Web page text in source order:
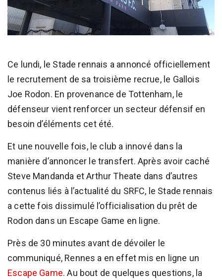
Ce lundi, le Stade rennais a annoncé officiellement
le recrutement de sa troisième recrue, le Gallois
Joe Rodon. En provenance de Tottenham, le
défenseur vient renforcer un secteur défensif en
besoin d’éléments cet été.
Et une nouvelle fois, le club a innové dans la
manière d’annoncer le transfert. Après avoir caché
Steve Mandanda et Arthur Theate dans d’autres
contenus liés à l’actualité du SRFC, le Stade rennais
a cette fois dissimulé l’officialisation du prêt de
Rodon dans un Escape Game en ligne.
Près de 30 minutes avant de dévoiler le
communiqué, Rennes a en effet mis en ligne un
Escape Game. Au bout de quelques questions, la